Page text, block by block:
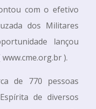
com o efetivo
dos Militares
lançou
).
de 770 pessoas
de diversos